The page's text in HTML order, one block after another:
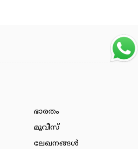
ഭാരതം
മൂവീസ്
ലേഖനങ്ങള്‍